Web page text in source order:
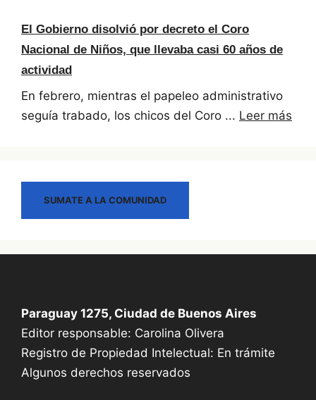
El Gobierno disolvió por decreto el Coro
Nacional de Niños, que llevaba casi 60 años de
actividad
En febrero, mientras el papeleo administrativo
seguía trabado, los chicos del Coro ... Leer más
SUMATE A LA COMUNIDAD
Paraguay 1275, Ciudad de Buenos Aires
Editor responsable: Carolina Olivera
Registro de Propiedad Intelectual: En trámite
Algunos derechos reservados